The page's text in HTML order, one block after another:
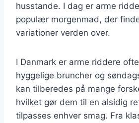
husstande. I dag er arme
populær morgenmad, der
variationer verden over.
I Danmark er arme riddere
hyggelige bruncher og
kan tilberedes på mange
hvilket gør dem til en alsidig
tilpasses enhver smag. Fra